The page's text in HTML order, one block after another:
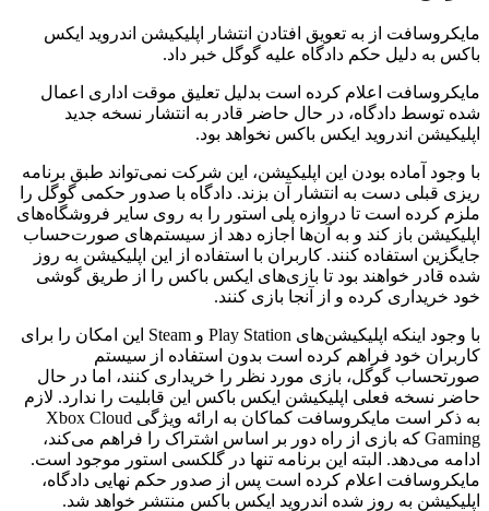
مایکروسافت از به تعویق افتادن انتشار اپلیکیشن اندروید ایکس
باکس به دلیل حکم دادگاه علیه گوگل خبر داد.
مایکروسافت اعلام کرده است بدلیل تعلیق موقت اداری اعمال
شده توسط دادگاه، در حال حاضر قادر به انتشار نسخه جدید
اپلیکیشن اندروید ایکس باکس نخواهد بود.
با وجود آماده بودن این اپلیکیشن، این شرکت نمی‌تواند طبق برنامه
ریزی قبلی دست به انتشار آن بزند. دادگاه با صدور حکمی گوگل را
ملزم کرده است تا دروازه پلی استور را به روی سایر فروشگاه‌های
اپلیکیشن باز کند و به آن‌ها اجازه دهد از سیستم‌های صورت‌حساب
جایگزین استفاده کنند. کاربران با استفاده از این اپلیکیشن به روز
شده قادر خواهند بود تا بازی‌های ایکس باکس را از طریق گوشی
خود خریداری کرده و از آنجا بازی کنند.
با وجود اینکه اپلیکیشن‌های Play Station و Steam این امکان را برای
کاربران خود فراهم کرده است بدون استفاده از سیستم
صورتحساب گوگل، بازی مورد نظر را خریداری کنند، اما در حال
حاضر نسخه فعلی اپلیکیشن ایکس باکس این قابلیت را ندارد. لازم
به ذکر است مایکروسافت کماکان به ارائه ویژگی Xbox Cloud
Gaming که بازی از راه دور بر اساس اشتراک را فراهم می‌کند،
ادامه می‌دهد. البته این برنامه تنها در گلکسی استور موجود است.
مایکروسافت اعلام کرده است پس از صدور حکم نهایی دادگاه،
اپلیکیشن به روز شده اندروید ایکس باکس منتشر خواهد شد.